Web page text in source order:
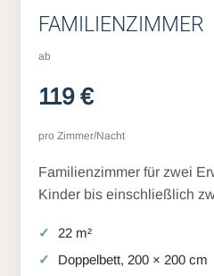
FAMILIENZIMMER
ab
119 €
pro Zimmer/Nacht
Familienzimmer für zwei
Kinder bis einschließlich
22 m²
Doppelbett, 200 × 200 cm